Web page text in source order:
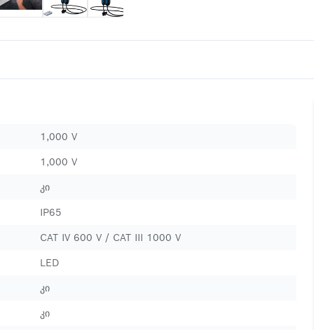
1,000 V
1,000 V
კი
IP65
CAT IV 600 V / CAT III 1000 V
LED
კი
კი